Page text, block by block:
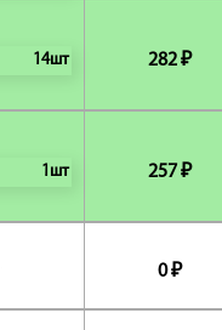
14шт 282 ₽
1шт 257 ₽
0 ₽